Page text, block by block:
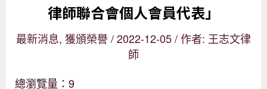
律師聯合會個人會員代表」
最新消息, 獲頒榮譽/2022-12-05/ 作者: 王志文律
師
總瀏覽量：9